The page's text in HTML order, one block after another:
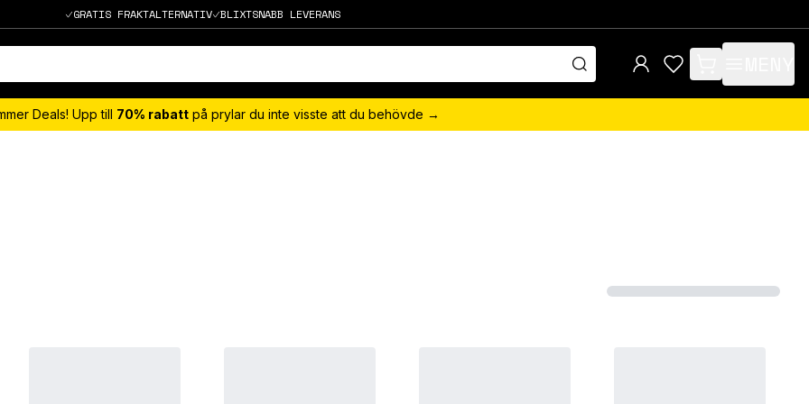
GRATIS FRAKTALTERNATIV BLIXTSNABB LEVERANS
items in cart, view
Deals! Upp till 70% rabatt på prylar du inte visste att du behövde →